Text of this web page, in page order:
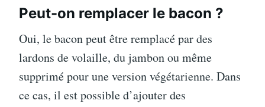
Peut-on remplacer le bacon ?
Oui, le bacon peut être remplacé par des
lardons de volaille, du jambon ou même
supprimé pour une version végétarienne. Dans
ce cas, il est possible d’ajouter des